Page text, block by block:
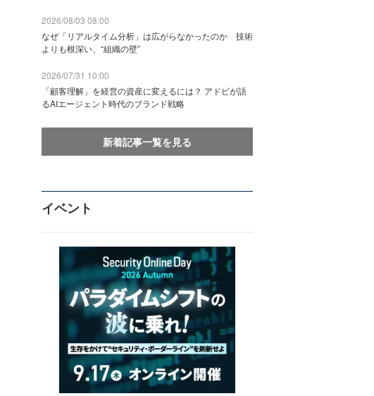
2026/08/03 08:00
なぜ「リアルタイム分析」は広がらなかったのか 技術
よりも根深い、“組織の壁”
2026/07/31 10:00
「顧客理解」を経営の資産に変えるには？ アドビが語
るAIエージェント時代のブランド戦略
新着記事一覧を見る
イベント